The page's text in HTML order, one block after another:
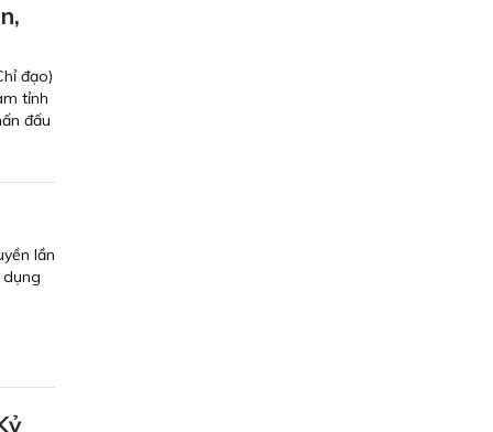
đạo)
tỉnh
đấu
lần